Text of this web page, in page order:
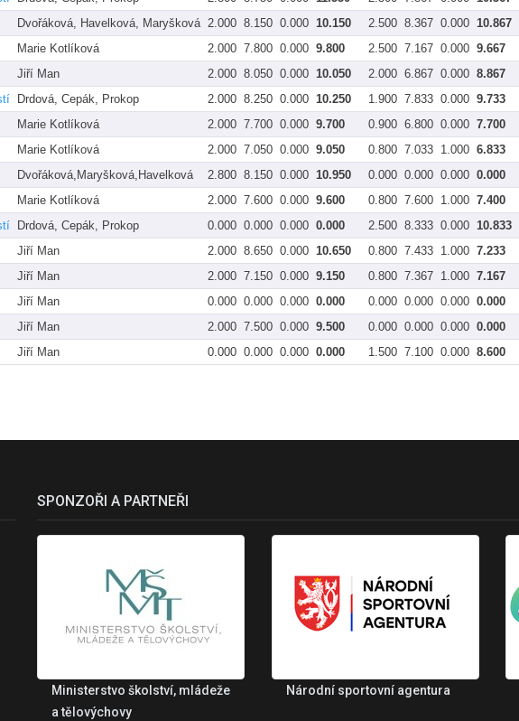
Dvořáková, Havelková, Maryšková 2.000 8.150 0.000 10.150 2.500 8.367 0.000 10.867
Marie Kotlíková
2.000 7.800 0.000 9.800 2.500 7.167 0.000 9.667
Jiří Man
2.000 8.050 0.000 10.050 2.000 6.867 0.000 8.867
Drdová, Cepák, Prokop 2.000 8.250 0.000 10.250 1.900 7.833 0.000 9.733
Marie Kotlíková
2.000 7.700 0.000 9.700 0.900 6.800 0.000 7.700
Marie Kotlíková
2.000 7.050 0.000 9.050 0.800 7.033 1.000 6.833
Dvořáková,Maryšková,Havelková
2.800 8.150 0.000 10.950 0.000 0.000 0.000 0.000
Marie Kotlíková
2.000 7.600 0.000 9.600 0.800 7.600 1.000 7.400
Drdová, Cepák, Prokop 0.000 0.000 0.000 0.000 2.500 8.333 0.000 10.833
Jiří Man
2.000 8.650 0.000 10.650 0.800 7.433 1.000 7.233
Jiří Man
2.000 7.150 0.000 9.150 0.800 7.367 1.000 7.167
Jiří Man
0.000 0.000 0.000 0.000 0.000 0.000 0.000 0.000
Jiří Man
2.000 7.500 0.000 9.500 0.000 0.000 0.000 0.000
Jiří Man
0.000 0.000 0.000 0.000 1.500 7.100 0.000 8.600
SPONZOŘI A PARTNEŘI
Ministerstvo školství, mládeže
a tělovýchovy
Národní sportovní agentura